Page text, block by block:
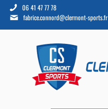
06 41 47 77 78
fabrice.connord@clermont-sports.fr